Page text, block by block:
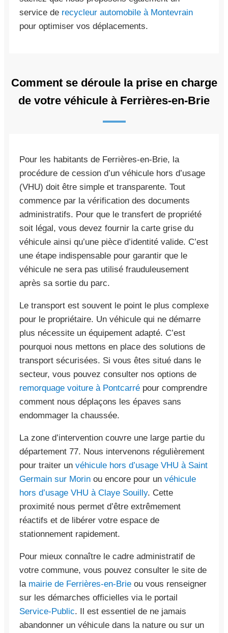
service de recycleur automobile à Montevrain
pour optimiser vos déplacements.
Comment se déroule la prise en charge
de votre véhicule à Ferrières-en-Brie
Pour les habitants de Ferrières-en-Brie, la
procédure de cession d’un véhicule hors d’usage
(VHU) doit être simple et transparente. Tout
commence par la vérification des documents
administratifs. Pour que le transfert de propriété
soit légal, vous devez fournir la carte grise du
véhicule ainsi qu’une pièce d’identité valide. C’est
une étape indispensable pour garantir que le
véhicule ne sera pas utilisé frauduleusement
après sa sortie du parc.
Le transport est souvent le point le plus complexe
pour le propriétaire. Un véhicule qui ne démarre
plus nécessite un équipement adapté. C’est
pourquoi nous mettons en place des solutions de
transport sécurisées. Si vous êtes situé dans le
secteur, vous pouvez consulter nos options de
remorquage voiture à Pontcarré pour comprendre
comment nous déplaçons les épaves sans
endommager la chaussée.
La zone d’intervention couvre une large partie du
département 77. Nous intervenons régulièrement
pour traiter un véhicule hors d’usage VHU à Saint
Germain sur Morin ou encore pour un véhicule
hors d’usage VHU à Claye Souilly. Cette
proximité nous permet d’être extrêmement
réactifs et de libérer votre espace de
stationnement rapidement.
Pour mieux connaître le cadre administratif de
votre commune, vous pouvez consulter le site de
la mairie de Ferrières-en-Brie ou vous renseigner
sur les démarches officielles via le portail
Service-Public. Il est essentiel de ne jamais
abandonner un véhicule dans la nature ou sur un